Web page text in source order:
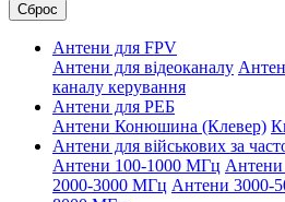
Сброс
Антени для FPV
Антени для відеоканалу
каналу керування
Антени для РЕБ
Антени Конюшина (Клевер)
Антени для військових за
Антени 100-1000 МГц
2000-3000 МГц Антени 3000-